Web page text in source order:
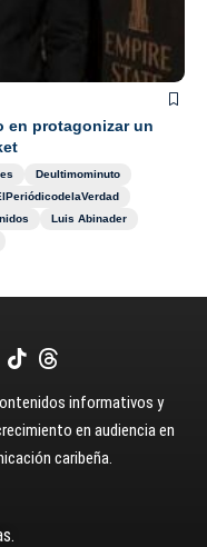
en protagonizar un
Deultimominuto
Luis Abinader
informativos y
en audiencia en
caribeña.